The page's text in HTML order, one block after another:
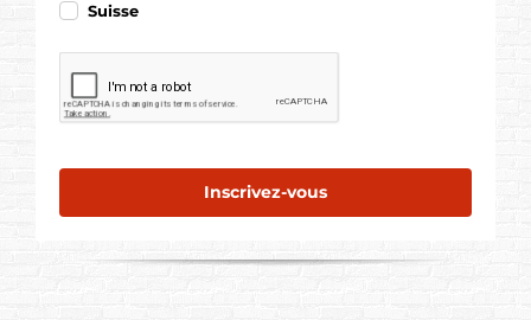
Suisse
Inscrivez-vous